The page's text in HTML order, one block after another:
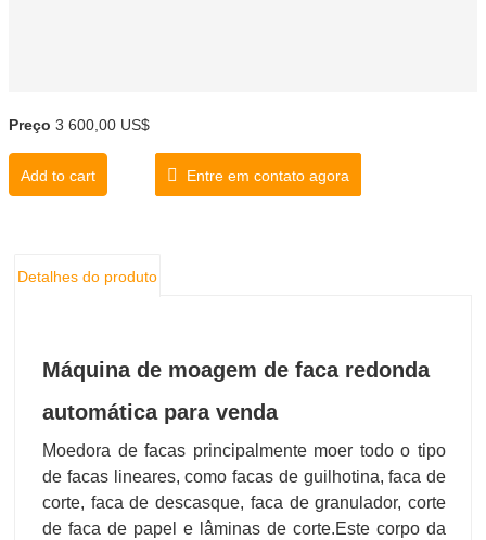
Preço 3 600,00 US$
Add to cart Entre em contato agora
Detalhes do produto
Máquina de moagem de faca redonda
automática para venda
Moedora de facas principalmente moer todo o tipo
de facas lineares, como facas de guilhotina, faca de
corte, faca de descasque, faca de granulador, corte
de faca de papel e lâminas de corte.Este corpo da